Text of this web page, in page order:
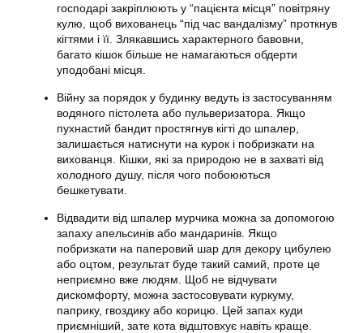
господарі закріплюють у “пацієнта місця” повітряну
кулю, щоб вихованець “під час вандалізму” проткнув
кігтями і її. Злякавшись характерного бавовни,
багато кішок більше не намагаються обдерти
уподобані місця.
Війну за порядок у будинку ведуть із застосуванням
водяного пістолета або пульверизатора. Якщо
пухнастий бандит простягнув кігті до шпалер,
залишається натиснути на курок і побризкати на
вихованця. Кішки, які за природою не в захваті від
холодного душу, після чого побоюються
бешкетувати.
Відвадити від шпалер мурчика можна за допомогою
запаху апельсинів або мандаринів. Якщо
побризкати на паперовий шар для декору цибулею
або оцтом, результат буде такий самий, проте це
неприємно вже людям. Щоб не відчувати
дискомфорту, можна застосовувати куркуму,
паприку, гвоздику або корицю. Цей запах куди
приємніший, зате кота відштовхує навіть краще.